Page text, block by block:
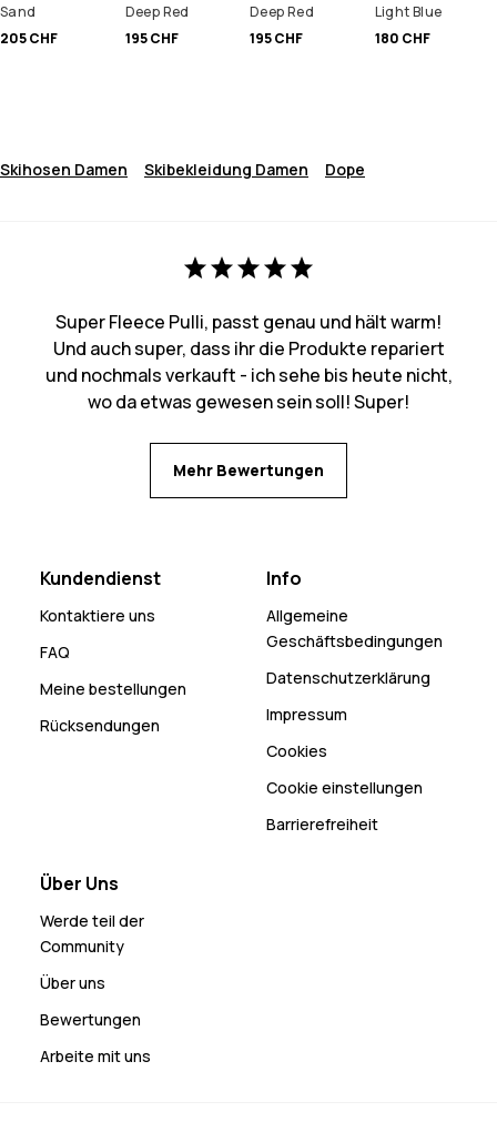
Sand
205 CHF
Deep Red
195 CHF
Deep Red
195 CHF
Light Blue
180 CHF
Skihosen Damen Skibekleidung Damen Dope
Super Fleece Pulli, passt genau und hält warm!
Und auch super, dass ihr die Produkte repariert
und nochmals verkauft - ich sehe bis heute nicht,
wo da etwas gewesen sein soll! Super!
Mehr Bewertungen
Kundendienst
Kontaktiere uns
FAQ
Meine bestellungen
Rücksendungen
Info
Allgemeine
Geschäftsbedingungen
Datenschutzerklärung
Impressum
Cookies
Cookie einstellungen
Barrierefreiheit
Über Uns
Werde teil der
Community
Über uns
Bewertungen
Arbeite mit uns